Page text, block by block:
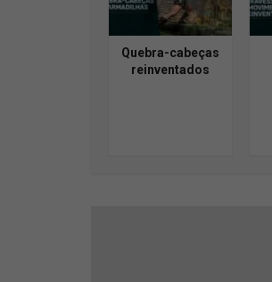
Quebra-cabeças
reinventados